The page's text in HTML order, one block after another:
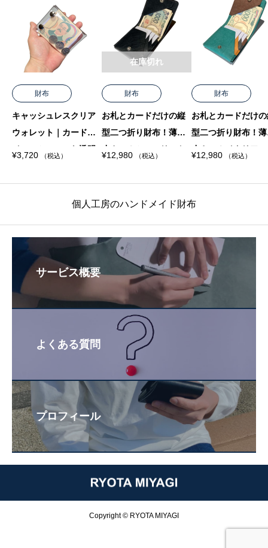
財布
キャッシュレスクリア
ウォレット｜カードメ
インのミニマルな透明
で収納
¥3,720 （税込）
財布
お札とカードだけの縦
型二つ折り財布！薄く
小さい！ミニマリスト
へ！
¥12,980 （税込）
在庫切れ
財布
お札とカードだけ
型二つ折り財布！
小さい！イタリア
イン
¥12,980 （税込）
個人工房のハンドメイド財布
サービス概要
よくある質問
プロフィール
Copyright © RYOTA MIYAGI